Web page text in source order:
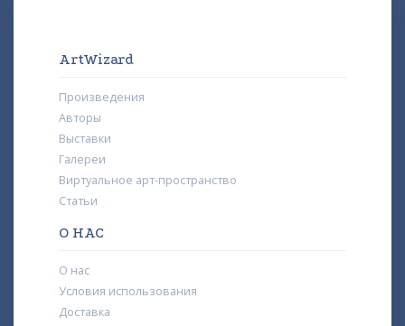
ArtWizard
Произведения
Авторы
Выставки
Галереи
Виртуальное арт-пространство
Статьи
О НАС
О нас
Условия использования
Доставка